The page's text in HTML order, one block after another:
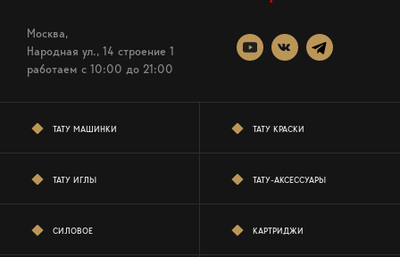
Москва,
Народная ул., 14 строение 1
работаем c 10:00 до 21:00
ТАТУ МАШИНКИ ТАТУ КРАСКИ
ТАТУ ИГЛЫ ТАТУ-АКСЕССУАРЫ
СИЛОВОЕ КАРТРИДЖИ